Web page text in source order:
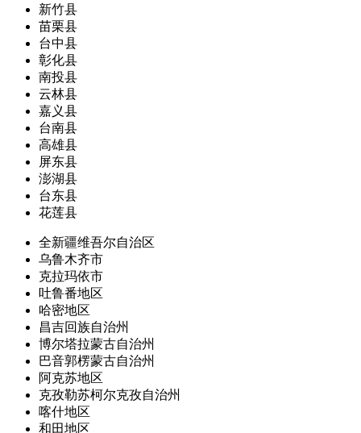
新竹县
苗栗县
台中县
彰化县
南投县
云林县
嘉义县
台南县
高雄县
屏东县
澎湖县
台东县
花莲县
全新疆维吾尔自治区
乌鲁木齐市
克拉玛依市
吐鲁番地区
哈密地区
昌吉回族自治州
博尔塔拉蒙古自治州
巴音郭楞蒙古自治州
阿克苏地区
克孜勒苏柯尔克孜自治州
喀什地区
和田地区